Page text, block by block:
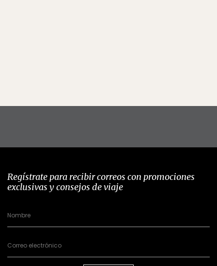
Regístrate para recibir correos con promociones
exclusivas y consejos de viaje